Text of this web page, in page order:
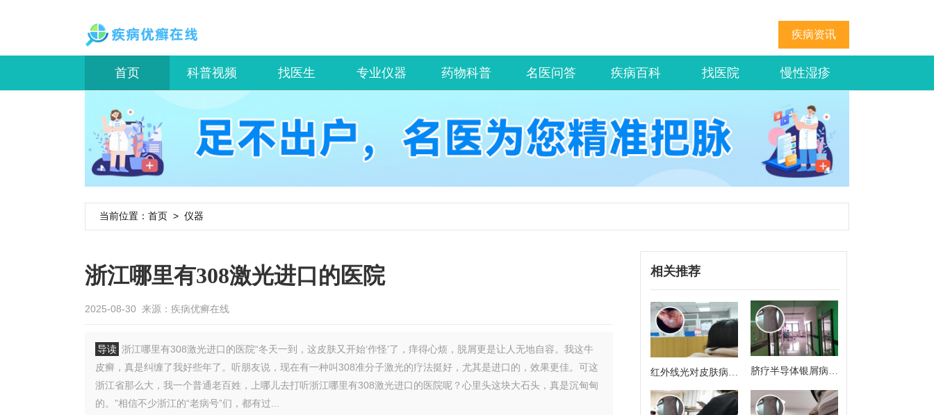
疾病资讯
首页 科普视频 找医生 专业仪器 药物科普 名医问答 疾病百科 找医院 慢性湿疹
当前位置： 首页 > 仪器
浙江哪里有308激光进口的医院
2025-08-30 来源： 疾病优癣在线
导读 浙江哪里有308激光进口的医院“冬天一到，这皮肤又开始‘作怪’了，痒得心烦，脱屑更是让人无地自容。我这牛
皮癣，真是纠缠了我好些年了。听朋友说，现在有一种叫308准分子激光的疗法挺好，尤其是进口的，效果更佳。可这
浙江省那么大，我一个普通老百姓，上哪儿去打听浙江哪里有308激光进口的医院呢？心里头这块大石头，真是沉甸甸
的。”相信不少浙江的“老病号”们，都有过...
相关推荐
红外线光对皮肤病有
治疗作用吗
脐疗半导体银屑病治